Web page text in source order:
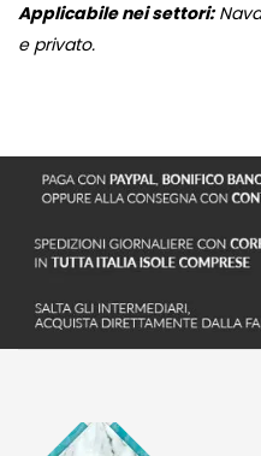
Applicabile nei settori:
e privato.